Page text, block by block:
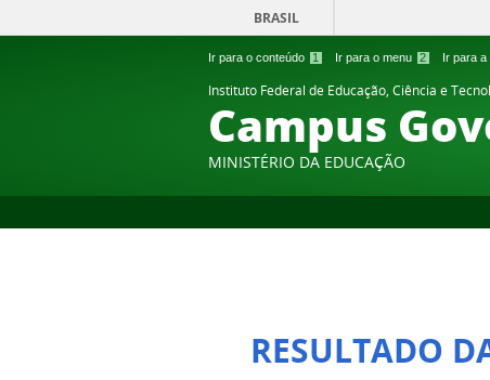
Ir para o conteúdo 1 Ir para o menu 2 Ir para a
BRASIL
Instituto Federal de Educação, Ciência e
Campus
MINISTÉRIO DA EDUCAÇÃO
RESULTADO